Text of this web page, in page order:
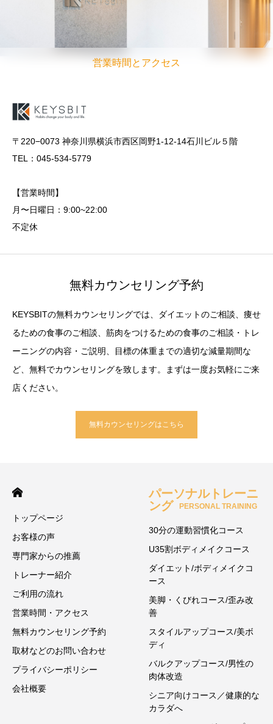
営業時間とアクセス
〒220−0073 神奈川県横浜市西区岡野1-12-14石川ビル５階
TEL：045-534-5779
【営業時間】
月〜日曜日：9:00~22:00
不定休
無料カウンセリング予約
KEYSBITの無料カウンセリングでは、ダイエットのご相談、痩せ
るための食事のご相談、筋肉をつけるための食事のご相談・トレ
ーニングの内容・ご説明、目標の体重までの適切な減量期間な
ど、無料でカウンセリングを致します。まずは一度お気軽にご来
店ください。
無料カウンセリングはこちら
トップページ
お客様の声
専門家からの推薦
トレーナー紹介
ご利用の流れ
営業時間・アクセス
無料カウンセリング予約
取材などのお問い合わせ
プライバシーポリシー
会社概要
パーソナルトレーニ
ング
PERSONAL TRAINING
30分の運動習慣化コース
U35割ボディメイクコース
ダイエット/ボディメイクコ
ース
美脚・くびれコース/歪み改
善
スタイルアップコース/美ボ
ディ
バルクアップコース/男性の
肉体改造
シニア向けコース／健康的な
カラダへ